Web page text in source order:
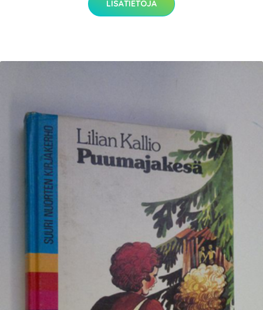
LISÄTIETOJA